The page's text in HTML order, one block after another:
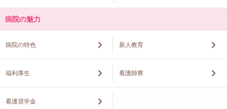
病院の魅力
病院の特色 新人教育
福利厚生 看護師寮
看護奨学金